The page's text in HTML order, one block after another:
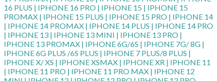
16 PLUS | IPHONE 16 PRO | IPHONE 15 | IPHONE 15
PROMAX | IPHONE 15 PLUS | IPHONE 15 PRO | IPHONE 14
| IPHONE 14 PROMAX | IPHONE 14 PLUS | IPHONE 14 PRO
| IPHONE 13 | IPHONE 13 MINI | IPHONE 13 PRO |
IPHONE 13 PROMAX | IPHONE 6G/6S | IPHONE 7G/ 8G |
IPHONE 6G PLUS /6S PLUS | IPHONE 7 PLUS/8 PLUS |
IPHONE X/ XS | IPHONE XSMAX | IPHONE XR | IPHONE 11
| IPHONE 11 PRO | IPHONE 11 PRO MAX | IPHONE 12